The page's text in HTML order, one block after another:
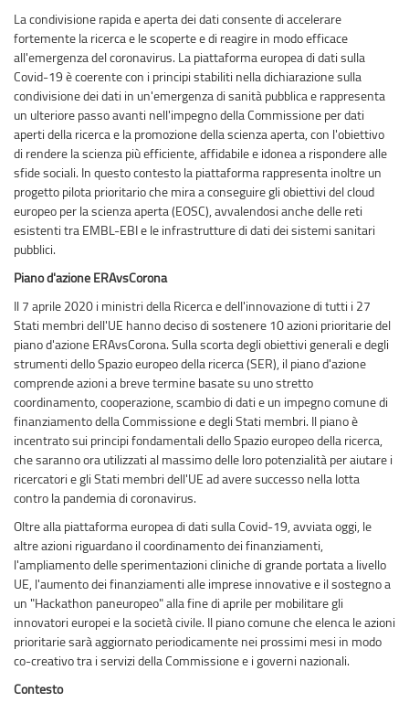
La condivisione rapida e aperta dei dati consente di accelerare
fortemente la ricerca e le scoperte e di reagire in modo efficace
all'emergenza del coronavirus. La piattaforma europea di dati sulla
Covid-19 è coerente con i principi stabiliti nella dichiarazione sulla
condivisione dei dati in un'emergenza di sanità pubblica e rappresenta
un ulteriore passo avanti nell'impegno della Commissione per dati
aperti della ricerca e la promozione della scienza aperta, con l'obiettivo
di rendere la scienza più efficiente, affidabile e idonea a rispondere alle
sfide sociali. In questo contesto la piattaforma rappresenta inoltre un
progetto pilota prioritario che mira a conseguire gli obiettivi del cloud
europeo per la scienza aperta (EOSC), avvalendosi anche delle reti
esistenti tra EMBL-EBI e le infrastrutture di dati dei sistemi sanitari
pubblici.
Piano d'azione ERAvsCorona
Il 7 aprile 2020 i ministri della Ricerca e dell'innovazione di tutti i 27
Stati membri dell'UE hanno deciso di sostenere 10 azioni prioritarie del
piano d'azione ERAvsCorona. Sulla scorta degli obiettivi generali e degli
strumenti dello Spazio europeo della ricerca (SER), il piano d'azione
comprende azioni a breve termine basate su uno stretto
coordinamento, cooperazione, scambio di dati e un impegno comune di
finanziamento della Commissione e degli Stati membri. Il piano è
incentrato sui principi fondamentali dello Spazio europeo della ricerca,
che saranno ora utilizzati al massimo delle loro potenzialità per aiutare i
ricercatori e gli Stati membri dell'UE ad avere successo nella lotta
contro la pandemia di coronavirus.
Oltre alla piattaforma europea di dati sulla Covid-19, avviata oggi, le
altre azioni riguardano il coordinamento dei finanziamenti,
l'ampliamento delle sperimentazioni cliniche di grande portata a livello
UE, l'aumento dei finanziamenti alle imprese innovative e il sostegno a
un "Hackathon paneuropeo" alla fine di aprile per mobilitare gli
innovatori europei e la società civile. Il piano comune che elenca le azioni
prioritarie sarà aggiornato periodicamente nei prossimi mesi in modo
co-creativo tra i servizi della Commissione e i governi nazionali.
Contesto